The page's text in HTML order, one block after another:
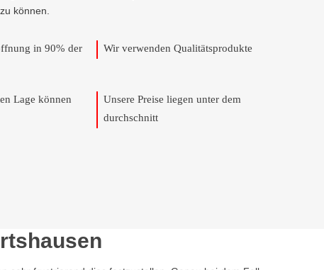
können.
in 90% der
Wir verwenden Qualitätsprodukte
Lage können
Unsere Preise liegen unter dem
durchschnitt